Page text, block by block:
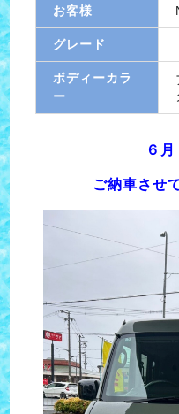
お客様
グレード
ボディーカラ
ー
６月
ご納車させ